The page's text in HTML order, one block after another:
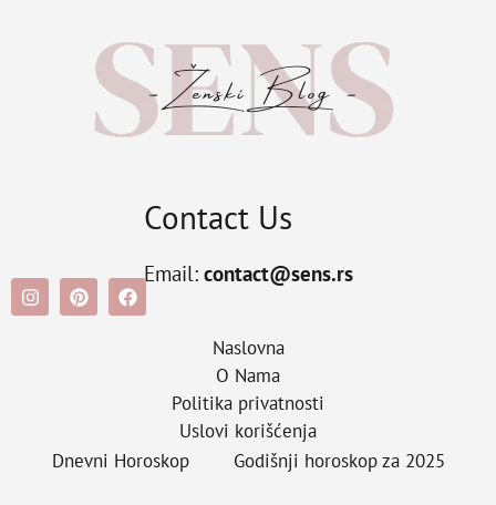
Contact Us
Email: contact@sens.rs
Naslovna
O Nama
Politika privatnosti
Uslovi korišćenja
Dnevni Horoskop
Godišnji horoskop za 2025